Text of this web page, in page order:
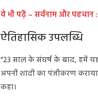
ये भी पढ़ें – सर्वनाम और पहचान :
ऐतिहासिक उपलब्धि
“23 साल के संघर्ष के बाद, हमें
अपनी शादी का पंजीकरण
कहा।